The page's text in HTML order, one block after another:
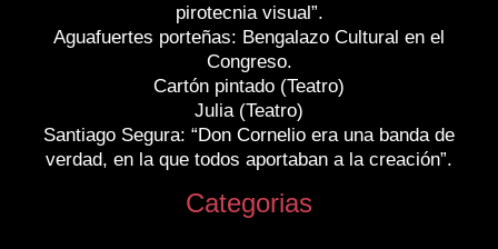
pirotecnia visual”.
Aguafuertes porteñas: Bengalazo Cultural en el
Congreso.
Cartón pintado (Teatro)
Julia (Teatro)
Santiago Segura: “Don Cornelio era una banda de
verdad, en la que todos aportaban a la creación”.
Categorias